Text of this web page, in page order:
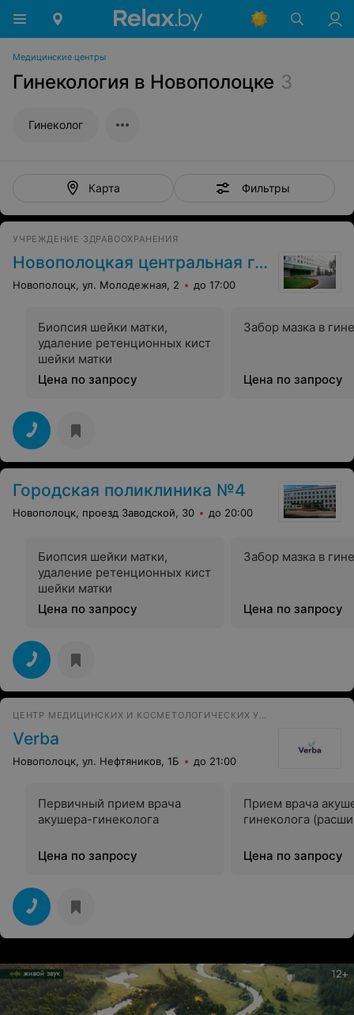
Медицинские центры
Гинекология в Новополоцке 3
Гинеколог
Карта Фильтры
УЧРЕЖДЕНИЕ ЗДРАВООХРАНЕНИЯ
Новополоцкая центральная городская больница
Новополоцк, ул. Молодежная, 2 до 17:00
Биопсия шейки матки,
удаление ретенционных кист
шейки матки
Цена по запросу
Забор мазка в
Цена по запросу
Городская поликлиника №4
Новополоцк, проезд Заводской, 30 до 20:00
Биопсия шейки матки,
удаление ретенционных кист
шейки матки
Цена по запросу
Забор мазка в
Цена по запросу
ЦЕНТР МЕДИЦИНСКИХ И КОСМЕТОЛОГИЧЕСКИХ УСЛУГ
Verba
Новополоцк, ул. Нефтяников, 1Б до 21:00
Первичный прием врача
акушера-гинеколога
Цена по запросу
Прием врача
гинеколога
Цена по запросу